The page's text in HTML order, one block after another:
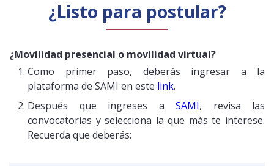
¿Listo para postular?
¿Movilidad presencial o movilidad virtual?
Como primer paso, deberás ingresar a la
plataforma de SAMI en este link.
Después que ingreses a SAMI, revisa las
convocatorias y selecciona la que más te interese.
Recuerda que deberás: